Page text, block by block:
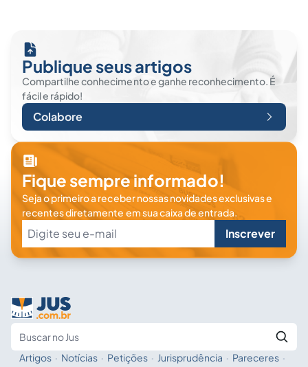
Publique seus artigos
Compartilhe conhecimento e ganhe reconhecimento. É
fácil e rápido!
Colabore
Fique sempre informado!
Seja o primeiro a receber nossas novidades exclusivas e
recentes diretamente em sua caixa de entrada.
Inscrever
Artigos · Notícias · Petições · Jurisprudência · Pareceres ·